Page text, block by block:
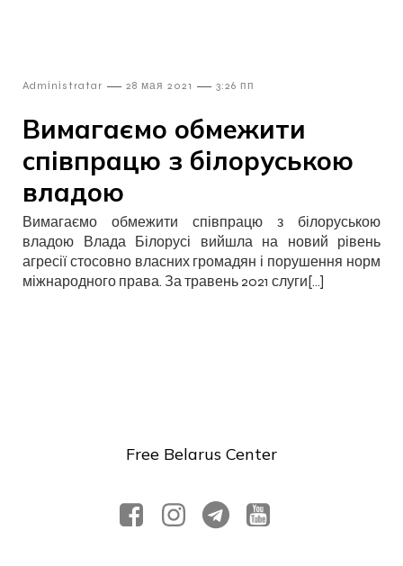
Admіnіstratar — 28 мая 2021 — 3:26 пп
Вимагаємо обмежити
співпрацю з білоруською
владою
Вимагаємо обмежити співпрацю з білоруською
владою Влада Білорусі вийшла на новий рівень
агресії стосовно власних громадян і порушення норм
міжнародного права. За травень 2021 слуги[…]
Free Belarus Center